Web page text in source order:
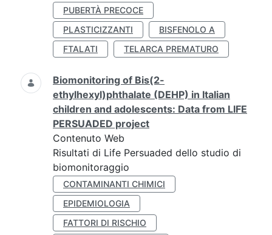
PUBERTÀ PRECOCE
PLASTICIZZANTI
BISFENOLO A
FTALATI
TELARCA PREMATURO
Biomonitoring of Bis(2-
ethylhexyl)phthalate (DEHP) in Italian
children and adolescents: Data from LIFE
PERSUADED project
Contenuto Web
Risultati di Life Persuaded dello studio di
biomonitoraggio
CONTAMINANTI CHIMICI
EPIDEMIOLOGIA
FATTORI DI RISCHIO